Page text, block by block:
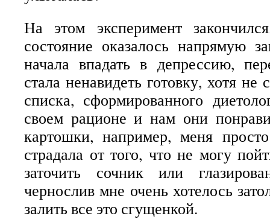
На этом эксперимент
состояние оказалось напрямую
начала впадать в депрессию,
стала ненавидеть готовку, хотя
списка, сформированного
своем рационе и нам они
картошки, например, меня
страдала от того, что не могу
заточить сочник или
чернослив мне очень хотелось
залить все это сгущенкой.